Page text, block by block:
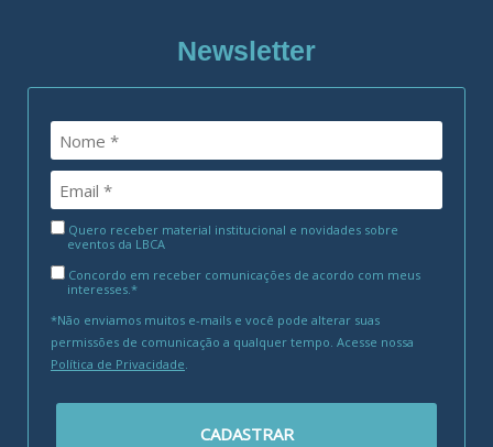
Newsletter
Quero receber material institucional e novidades sobre
eventos da LBCA
Concordo em receber comunicações de acordo com meus
interesses.*
*Não enviamos muitos e-mails e você pode alterar suas
permissões de comunicação a qualquer tempo. Acesse nossa
Política de Privacidade
CADASTRAR